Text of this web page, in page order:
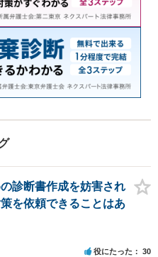
診断書作成を妨害され
を依頼できることはあ
役にたった 30